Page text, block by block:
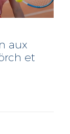
aux
et